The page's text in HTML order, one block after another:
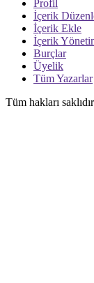
Profil
İçerik
İçerik Ekle
İçerik
Burçlar
Üyelik
Tüm Yazarlar
Tüm hakları